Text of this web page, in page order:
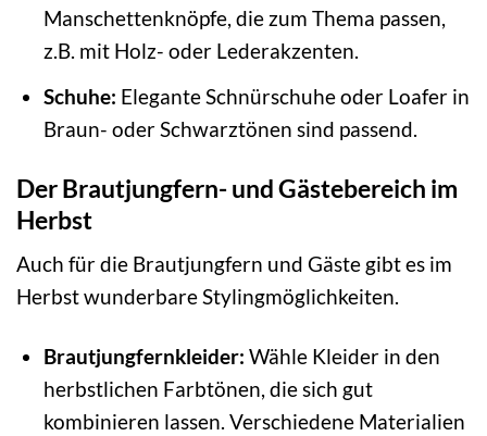
Manschettenknöpfe, die zum Thema passen,
z.B. mit Holz- oder Lederakzenten.
Schuhe: Elegante Schnürschuhe oder Loafer in
Braun- oder Schwarztönen sind passend.
Der Brautjungfern- und Gästebereich im
Herbst
Auch für die Brautjungfern und Gäste gibt es im
Herbst wunderbare Stylingmöglichkeiten.
Brautjungfernkleider: Wähle Kleider in den
herbstlichen Farbtönen, die sich gut
kombinieren lassen. Verschiedene Materialien